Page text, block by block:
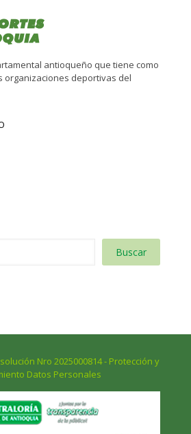
antioqueño que tiene como
organizaciones deportivas del
Buscar
Nro 2025000814 - Protección y
Datos Personales